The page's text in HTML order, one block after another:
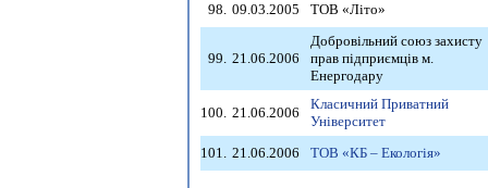
98. 09.03.2005 ТОВ «Літо»
99. 21.06.2006
Добровільний союз захисту
прав підприємців м.
Енергодару
100. 21.06.2006
Класичний Приватний
Університет
101. 21.06.2006 ТОВ «КБ – Екологія»